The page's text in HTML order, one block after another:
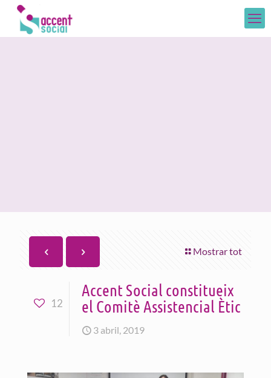
Mostrar tot
12
Accent Social constitueix
el Comitè Assistencial Ètic
3 abril, 2019